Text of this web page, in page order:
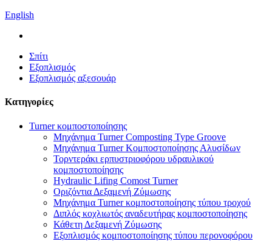
English
Σπίτι
Εξοπλισμός
Εξοπλισμός αξεσουάρ
Κατηγορίες
Turner κομποστοποίησης
Μηχάνημα Turner Composting Type Groove
Μηχάνημα Turner Κομποστοποίησης Αλυσίδων
Τορντεράκι ερπυστριοφόρου υδραυλικού
κομποστοποίησης
Hydraulic Lifing Comost Turner
Οριζόντια Δεξαμενή Ζύμωσης
Μηχάνημα Turner κομποστοποίησης τύπου τροχού
Διπλός κοχλιωτός αναδευτήρας κομποστοποίησης
Κάθετη Δεξαμενή Ζύμωσης
Εξοπλισμός κομποστοποίησης τύπου περονοφόρου